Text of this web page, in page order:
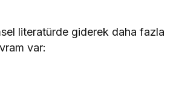
literatürde giderek daha fazla
var: